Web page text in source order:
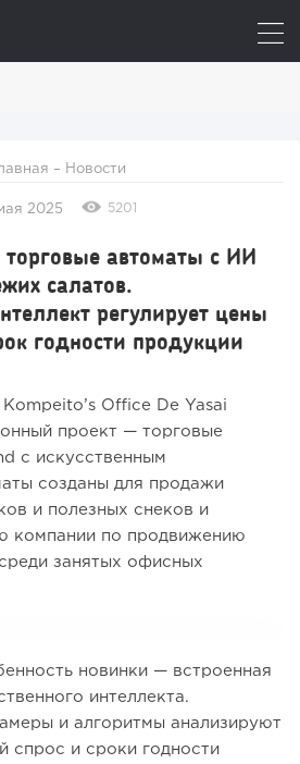
– Новости
мая 2025 5201
торговые автоматы с ИИ
салатов.
регулирует цены
годности продукции
Office De Yasai
проект — торговые
с искусственным
созданы для продажи
и полезных снеков и
компании по продвижению
занятых офисных
новинки — встроенная
интеллекта.
и алгоритмы анализируют
спрос и сроки годности